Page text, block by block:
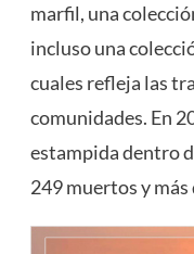
marfil, una
incluso una
cuales refleja las
comunidades. En
estampida dentro
249 muertos y